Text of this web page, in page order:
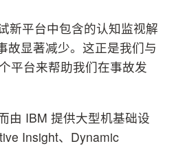
新平台中包含的认知监视解
故显著减少。这正是我们与
平台来帮助我们在事故发
由 IBM 提供大型机基础设
Insight、Dynamic